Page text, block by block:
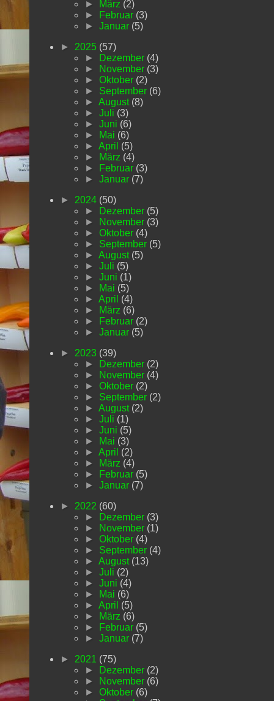
► März (2)
►
Februar (3)
► Januar (5)
► 2025 (57)
►
Dezember (4)
►
November (3)
► Oktober (2)
► September (6)
► August (8)
► Juli (3)
► Juni (6)
►
Mai (6)
► April (5)
►
März (4)
►
Februar (3)
► Januar (7)
► 2024 (50)
►
Dezember (5)
►
November (3)
► Oktober (4)
► September (5)
► August (5)
► Juli (5)
► Juni (1)
►
Mai (5)
► April (4)
►
März (6)
►
Februar (2)
► Januar (5)
► 2023 (39)
►
Dezember (2)
►
November (4)
► Oktober (2)
► September (2)
► August (2)
► Juli (1)
► Juni (5)
►
Mai (3)
► April (2)
►
März (4)
►
Februar (5)
► Januar (7)
► 2022 (60)
►
Dezember (3)
►
November (1)
► Oktober (4)
► September (4)
► August (13)
► Juli (2)
► Juni (4)
►
Mai (6)
► April (5)
►
März (6)
►
Februar (5)
► Januar (7)
► 2021 (75)
►
Dezember (2)
►
November (6)
► Oktober (6)